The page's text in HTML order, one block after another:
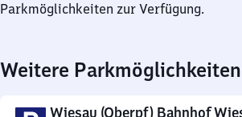
Parkmöglichkeiten zur Verfügung.
Weitere Parkmöglichkeiten
Wiesau (Oberpf) Bahnhof